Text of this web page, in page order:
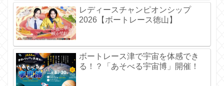
レディースチャンピオンシップ
2026【ボートレース徳山】
ボートレース津で宇宙を体感でき
る！？「あそべる宇宙博」開催！